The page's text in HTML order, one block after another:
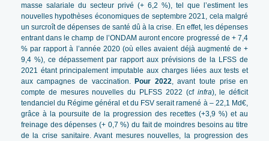
masse salariale du secteur privé (+ 6,2 %), tel que l’estiment les
nouvelles hypothèses économiques de septembre 2021, cela malgré
un surcroît de dépenses de santé dû à la crise. En effet, les dépenses
entrant dans le champ de l’ONDAM auront encore progressé de + 7,4
% par rapport à l’année 2020 (où elles avaient déjà augmenté de +
9,4 %), ce dépassement par rapport aux prévisions de la LFSS de
2021 étant principalement imputable aux charges liées aux tests et
aux campagnes de vaccination.Pour 2022 , avant toute prise en
compte de mesures nouvelles du PLFSS 2022 (cf infra), le déficit
tendanciel du Régime général et du FSV serait ramené à – 22,1 Md€,
grâce à la poursuite de la progression des recettes (+3,9 %) et au
freinage des dépenses (+ 0,7 %) du fait de moindres besoins au titre
de la crise sanitaire. Avant mesures nouvelles, la progression des